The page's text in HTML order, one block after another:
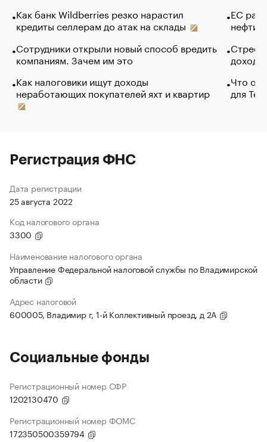
Как банк Wildberries резко нарастил
кредиты селлерам до атак на склады
Сотрудники открыли новый способ вредить
компаниям. Зачем им это
Как налоговики ищут доходы
неработающих покупателей яхт и квартир
ЕС
нефти
Что
для
Регистрация ФНС
Дата регистрации
25 августа 2022
Код налогового органа
3300
Наименование налогового органа
Управление Федеральной налоговой службы по Владимирской
области
Адрес налоговой
600005, Владимир г, 1-й Коллективный проезд, д 2А
Социальные фонды
Регистрационный номер СФР
1202130470
Регистрационный номер ФОМС
172350500359794